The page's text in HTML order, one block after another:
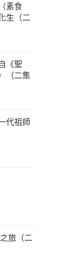
素食
生（二
《聖
（二集
代祖師
旅（二